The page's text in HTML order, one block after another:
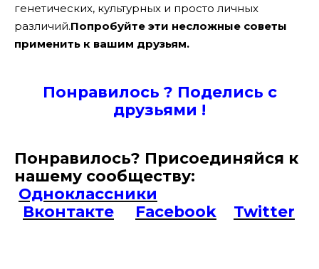
генетических, культурных и просто личных
различий.Попробуйте эти несложные советы
применить к вашим друзьям.
Понравилось ? Поделись с
друзьями !
Понравилось? Присоединяйся к
нашему сообществу:
Одноклассники
Вконтакте
Facebook Twitter